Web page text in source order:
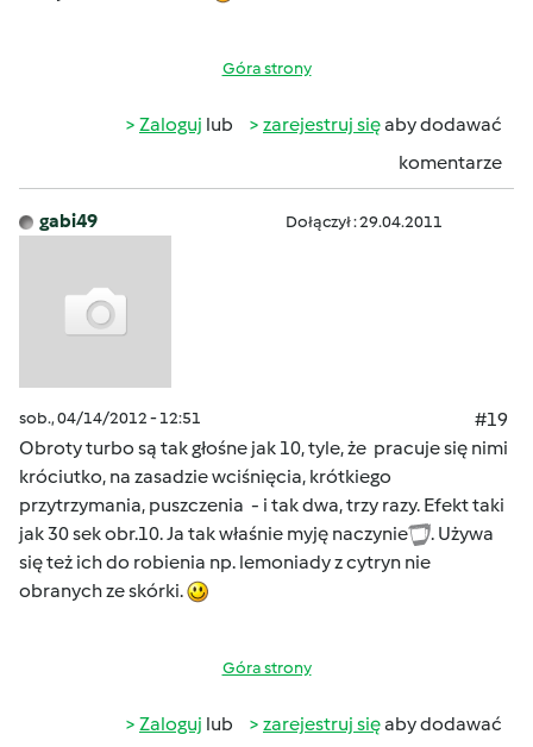
Góra strony
Zaloguj lub zarejestruj sięaby dodawać
komentarze
gabi49 Dołączył : 29.04.2011
sob., 04/14/2012 - 12:51
#19
Obroty turbo są tak głośne jak 10, tyle, że pracuje się nimi
króciutko, na zasadzie wciśnięcia, krótkiego
przytrzymania, puszczenia - i tak dwa, trzy razy. Efekt taki
jak 30 sek obr.10. Ja tak właśnie myję naczynie
. Używa
się też ich do robienia np. lemoniady z cytryn nie
obranych ze skórki.
Góra strony
Zaloguj lub zarejestruj sięaby dodawać